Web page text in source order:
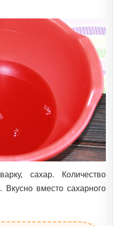
сахар. Количество
вместо сахарного